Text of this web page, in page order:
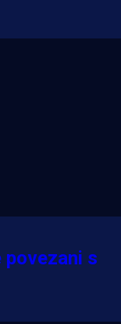
povezani s